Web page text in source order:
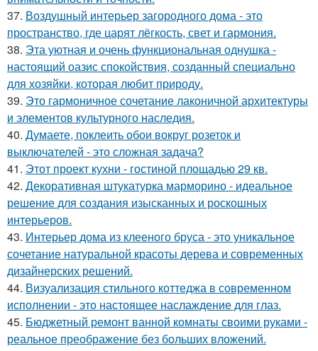
37. Воздушный интерьер загородного дома - это
пространство, где царят лёгкость, свет и гармония.
38. Эта уютная и очень функциональная однушка -
настоящий оазис спокойствия, созданный специально
для хозяйки, которая любит природу.
39. Это гармоничное сочетание лаконичной архитектуры
и элементов культурного наследия.
40. Думаете, поклеить обои вокруг розеток и
выключателей - это сложная задача?
41. Этот проект кухни - гостиной площадью 29 кв.
42. Декоративная штукатурка марморино - идеальное
решение для создания изысканных и роскошных
интерьеров.
43. Интерьер дома из клееного бруса - это уникальное
сочетание натуральной красоты дерева и современных
дизайнерских решений.
44. Визуализация стильного коттеджа в современном
исполнении - это настоящее наслаждение для глаз.
45. Бюджетный ремонт ванной комнаты своими руками -
реальное преображение без больших вложений.